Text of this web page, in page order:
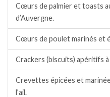
Cœurs de palmier et toasts
d’Auvergne.
Cœurs de poulet marinés et
Crackers (biscuits) apéritifs à
Crevettes épicées et
l’ail.